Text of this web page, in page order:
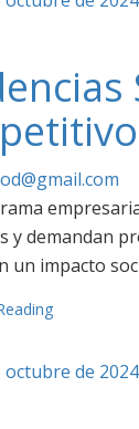
y demandan
un impacto
octubre de 2024